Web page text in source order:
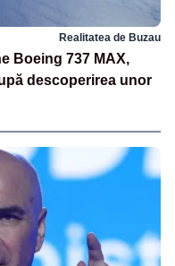
Realitatea de Buzau
Boeing 737 MAX,
descoperirea unor